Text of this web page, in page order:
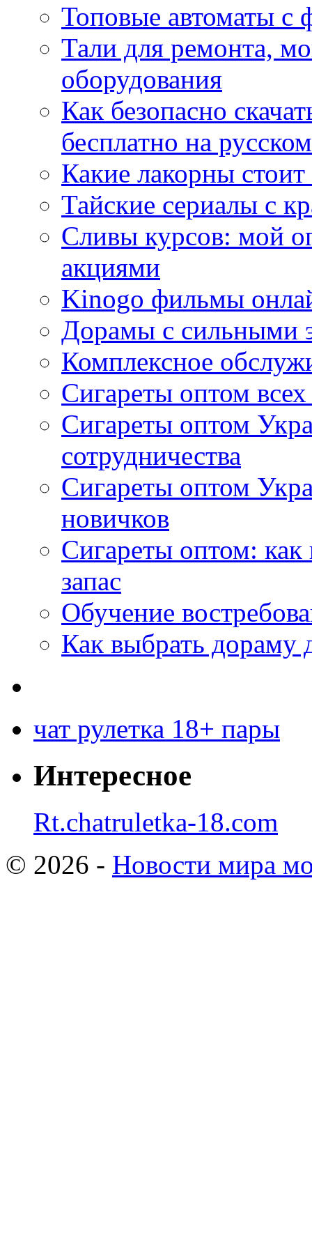
Топовые автоматы с
Тали для ремонта,
оборудования
Как безопасно
бесплатно на
Какие лакорны
Тайские сериалы с
Сливы курсов: мой
акциями
Kinogo фильмы
Дорамы с сильными
Комплексное
Сигареты оптом
Сигареты оптом
сотрудничества
Сигареты оптом
новичков
Сигареты оптом:
запас
Обучение
Как выбрать дораму
чат рулетка 18+ пары
Интересное
Rt.chatruletka-18.com
© 2026 - Новости мира